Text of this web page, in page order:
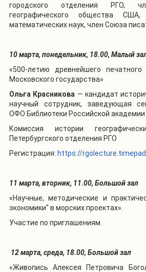
городского отделения РГО,
географического общества
математических наук, член Союза
10 марта, понедельник, 18.00, Малый
«500-летию древнейшего печатного
Московского государства»
Ольга Красникова —кандидат
научный сотрудник, заведующая
ОФО Библиотеки Российской академии
Комиссия истории
Петербургского отделения РГО
Регистрация: https://
11 марта, вторник, 11.00, Большой зал
«Научные, методические и
экономики" в морских проектах».
Участие по приглашениям.
12 марта, среда, 18.00, Большой зал
«Живопись Алексея Петровича